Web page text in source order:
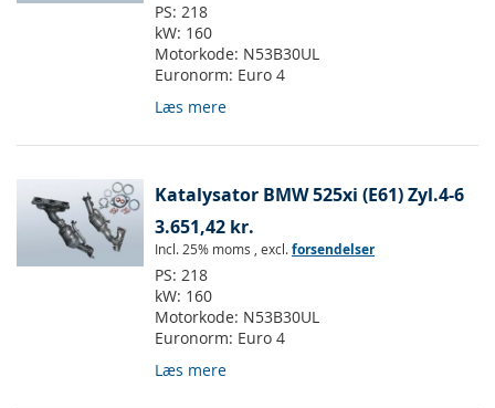
PS: 218
kW: 160
Motorkode: N53B30UL
Euronorm: Euro 4
Læs mere
Katalysator BMW 525xi (E61) Zyl.4-6
3.651,42 kr.
Incl. 25% moms , excl.forsendelser
PS: 218
kW: 160
Motorkode: N53B30UL
Euronorm: Euro 4
Læs mere